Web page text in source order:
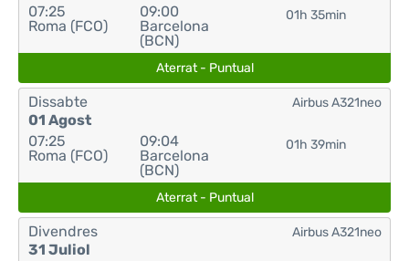
07:25
Roma (FCO)
09:00
Barcelona
(BCN)
01h 35min
Aterrat - Puntual
Dissabte
01 Agost
07:25
Roma (FCO)
09:04
Barcelona
(BCN)
01h 39min
Airbus A321neo
Aterrat - Puntual
Divendres
31 Juliol
Airbus A321neo